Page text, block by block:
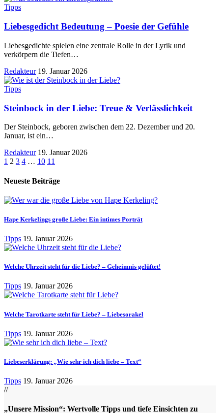
Tipps
Liebesgedicht Bedeutung – Poesie der Gefühle
Liebesgedichte spielen eine zentrale Rolle in der Lyrik und
verkörpern die Tiefen…
Redakteur 19. Januar 2026
Tipps
Steinbock in der Liebe: Treue & Verlässlichkeit
Der Steinbock, geboren zwischen dem 22. Dezember und 20.
Januar, ist ein…
Redakteur 19. Januar 2026
1 2 3 4 … 10 11
Neueste Beiträge
Hape Kerkelings große Liebe: Ein intimes Porträt
Tipps 19. Januar 2026
Welche Uhrzeit steht für die Liebe? – Geheimnis gelüftet!
Tipps 19. Januar 2026
Welche Tarotkarte steht für Liebe? – Liebesorakel
Tipps 19. Januar 2026
Liebeserklärung: „Wie sehr ich dich liebe – Text“
Tipps 19. Januar 2026
//
„Unsere Mission“: Wertvolle Tipps und tiefe Einsichten zu